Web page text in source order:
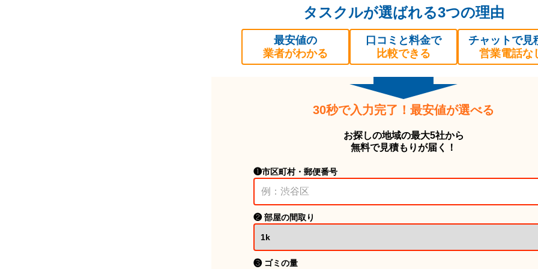
タスクルが選ばれる3つの理由
最安値の
業者がわかる
口コミと料金で
比較できる
チャットで見
営業電話な
30秒で入力完了！最安値が選べる
お探しの地域の最大5社から
無料で見積もりが届く！
❶市区町村・郵便番号
❷ 部屋の間取り
❸ ゴミの量